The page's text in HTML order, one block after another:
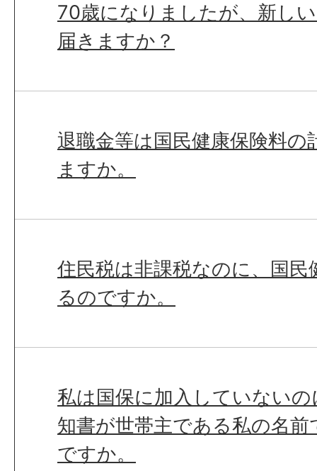
70歳になりましたが、新し
届きますか？
退職金等は国民健康保険料の
ますか。
住民税は非課税なのに、国民
るのですか。
私は国保に加入していない
知書が世帯主である私の名
ですか。